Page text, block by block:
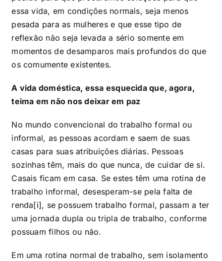
essa vida, em condições normais, seja menos
pesada para as mulheres e que esse tipo de
reflexão não seja levada a sério somente em
momentos de desamparos mais profundos do que
os comumente existentes.
A vida doméstica, essa esquecida que, agora,
teima em não nos deixar em paz
No mundo convencional do trabalho formal ou
informal, as pessoas acordam e saem de suas
casas para suas atribuições diárias. Pessoas
sozinhas têm, mais do que nunca, de cuidar de si.
Casais ficam em casa. Se estes têm uma rotina de
trabalho informal, desesperam-se pela falta de
renda[i], se possuem trabalho formal, passam a ter
uma jornada dupla ou tripla de trabalho, conforme
possuam filhos ou não.
Em uma rotina normal de trabalho, sem isolamento